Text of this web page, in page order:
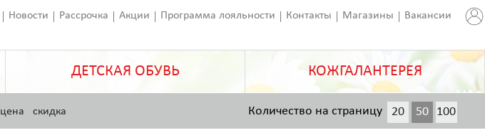
Новости Рассрочка Акции Программа лояльности Контакты Магазины Вакансии
ДЕТСКАЯ ОБУВЬ КОЖГАЛАНТЕРЕЯ
цена скидка 20 50 100
Количество на страницу